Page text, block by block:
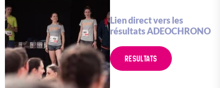
Lien direct vers les
résultats ADEOCHRONO
RESULTATS